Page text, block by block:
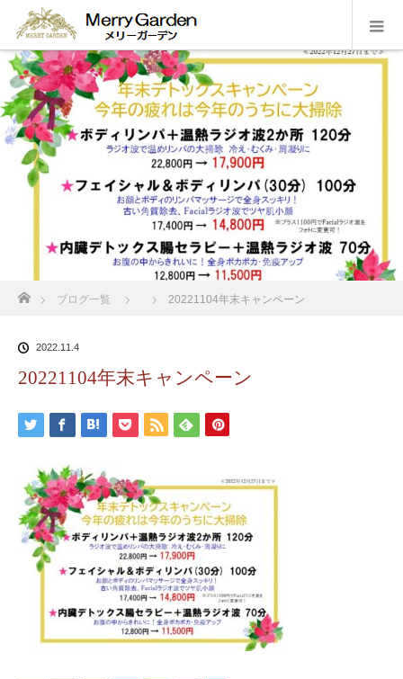
ブログ一覧 20221104年末キャンペーン
2022.11.4
20221104年末キャンペーン